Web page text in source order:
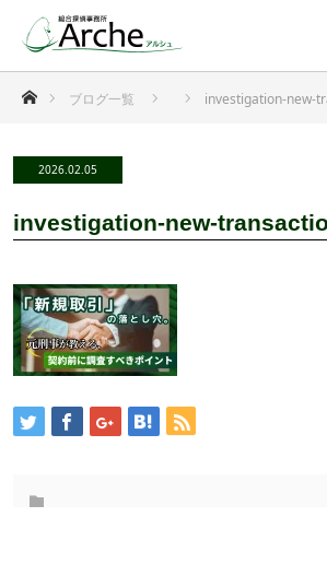
ホームブログ一覧 investigation-new-
2026.02.05
investigation-new-